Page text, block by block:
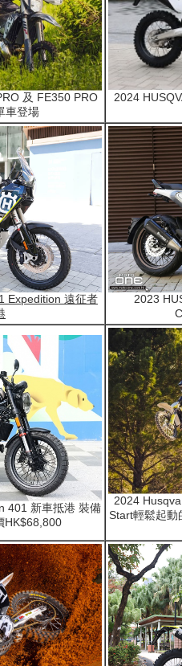
及 FE350 PRO
車登場
2024
Expedition 遠征者
2023
401 新車抵港 裝備
HK$68,800
2024
Start輕鬆起動